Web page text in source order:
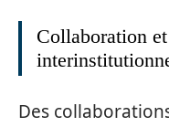
Collaboration
Des